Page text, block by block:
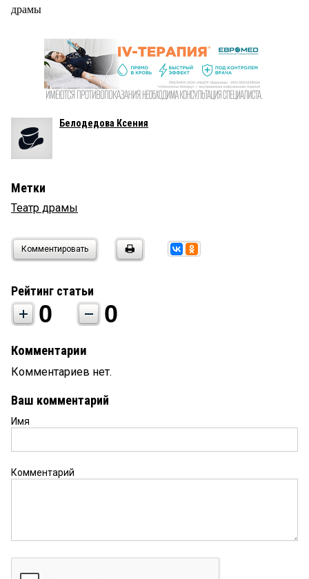
драмы
Белодедова Ксения
Метки
Театр драмы
Комментировать
Рейтинг статьи
0 0
Комментарии
Комментариев нет.
Ваш комментарий
Имя
Комментарий